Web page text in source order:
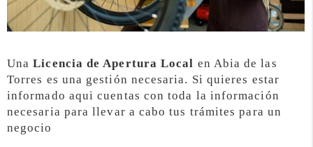
UnaLicencia de Apertura Local en Abia de las
Torres es una gestión necesaria. Si quieres estar
informado aqui cuentas con toda la información
necesaria para llevar a cabo tus trámites para un
negocio